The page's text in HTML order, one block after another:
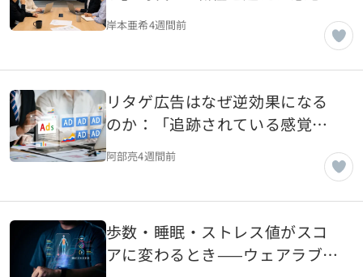
定が生まれる仕組み
岸本亜希4週間前
リタゲ広告はなぜ逆効果になる
のか：「追跡されている感覚」
が離脱意欲を高める理由
阿部亮4週間前
歩数・睡眠・ストレス値がスコ
アに変わるとき——ウェアラブル